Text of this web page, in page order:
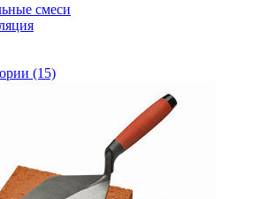
смеси
(15)